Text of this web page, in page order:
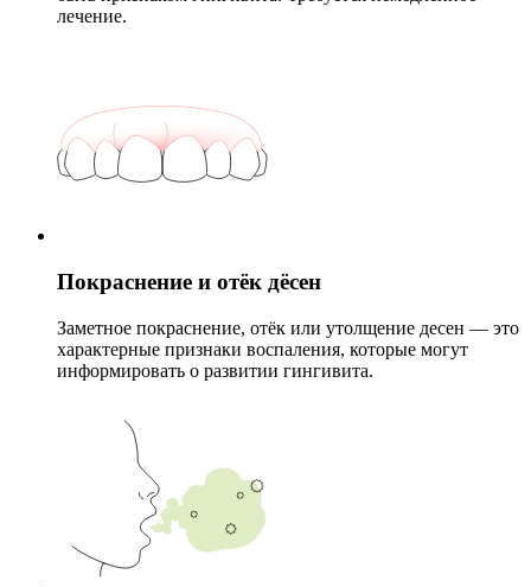
лечение.
Покраснение и отёк дёсен
Заметное покраснение, отёк или утолщение десен — это
характерные признаки воспаления, которые могут
информировать о развитии гингивита.